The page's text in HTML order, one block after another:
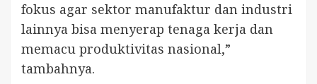
fokus agar sektor manufaktur dan industri
lainnya bisa menyerap tenaga kerja dan
memacu produktivitas nasional,”
tambahnya.